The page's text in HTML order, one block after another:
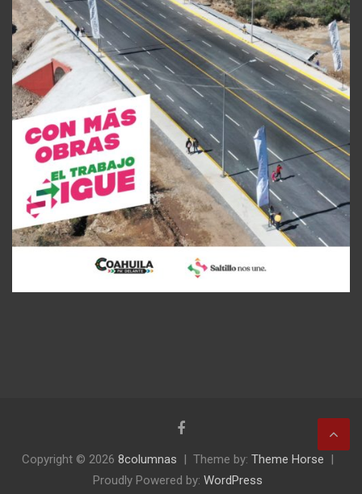
Copyright © 2026 8columnas Theme by: Theme Horse
Proudly Powered by: WordPress